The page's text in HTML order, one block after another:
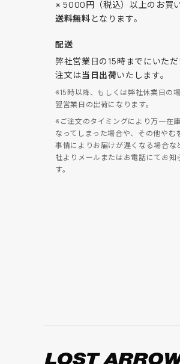
※ 5000円（税込）以上のお買
送料無料となります。
配送
弊社営業日の15時までにいた
注文は当日出荷いたします。
※15時以降、もしくは弊社休業日の場
翌営業日の出荷になります。
※ご注文のタイミングにより万一在
なってしまった場合や、その他やむ
事情によりお届けが遅くなる場合な
社よりメールまたはお電話にてお知
す。